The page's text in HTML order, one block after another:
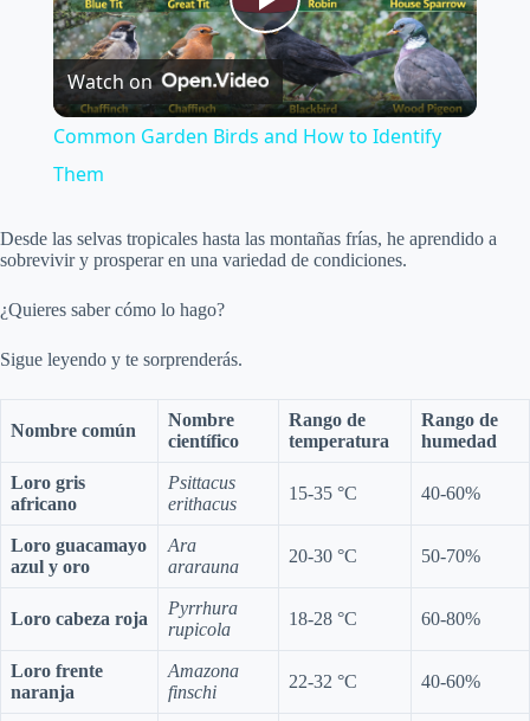
P
l
y
Watch on
Common Garden Birds and How to Identify
Them
Desde las selvas tropicales hasta las montañas frías, he aprendido a
sobrevivir y prosperar en una variedad de condiciones.
¿Quieres saber cómo lo hago?
Sigue leyendo y te sorprenderás.
Nombre común
Nombre
científico
Rango de
temperatura
Rango de
humedad
Loro gris
africano
Psittacus
erithacus
15-35 °C 40-60%
Loro guacamayo
azul y oro
Ara
ararauna
20-30 °C 50-70%
Loro cabeza roja
Pyrrhura
rupicola
18-28 °C 60-80%
Loro frente
naranja
Amazona
finschi
22-32 °C 40-60%